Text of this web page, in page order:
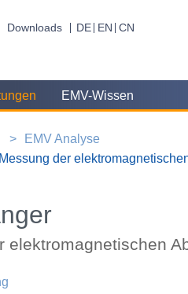
Downloads DE EN CN
EMV-Wissen
EMV Analyse
der
elektromagnetischen